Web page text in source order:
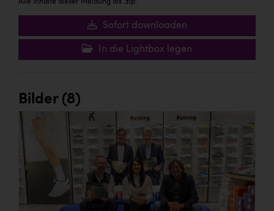
Alle Inhalte dieser Meldung als .zip:
Sofort downloaden
In die Lightbox legen
Bilder (8)